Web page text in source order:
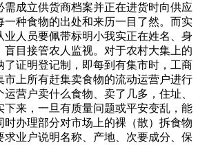
需成立供货商档案并正在进货时向供应
一种食物的出处和来历一目了然。而实
业人员要佩带标明小我实正在姓名、身
盲目接管农人监视。对于农村大集上的
了证明登记制，即每到有集市时，工商
市上所有赶集卖食物的流动运营户进行
营户卖什么食物、卖了几多，住址、
下来，一旦有质量问题或平安变乱，能
时办理部分对市场上的裸（散）拆食物
求业户说明名称、产地、次要成分、保